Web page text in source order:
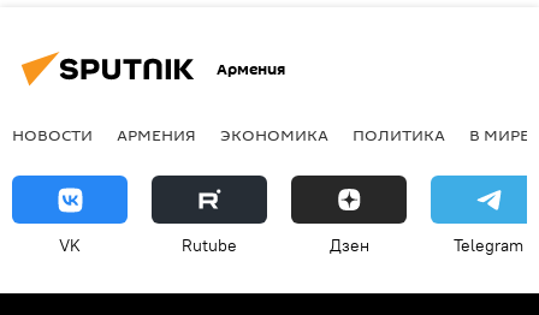
Армения
НОВОСТИ АРМЕНИЯ ЭКОНОМИКА ПОЛИТИКА В МИРЕ
VK Rutube Дзен Telegram